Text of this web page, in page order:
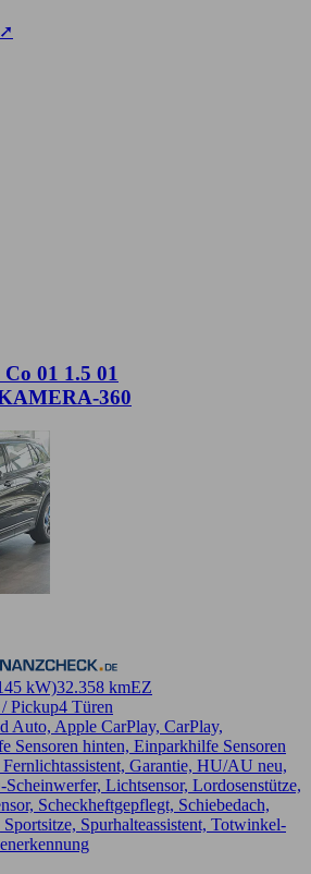
➚
01 1.5 01
360
kW)32.358 kmEZ
Pickup4 Türen
Auto, Apple CarPlay, CarPlay,
Sensoren hinten, Einparkhilfe Sensoren
Garantie, HU/AU neu,
Lichtsensor, Lordosenstütze,
Scheckheftgepflegt, Schiebedach,
Spurhalteassistent, Totwinkel-